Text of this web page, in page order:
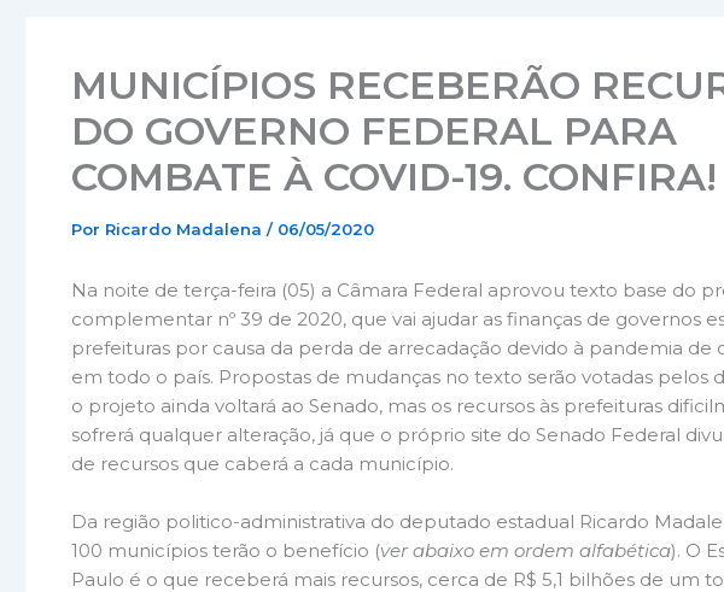
MUNICÍPIOS RECEBERÃO
DO GOVERNO FEDERAL PARA
COMBATE À COVID-19. CONFIRA!
Por Ricardo Madalena / 06/05/2020
Na noite de terça-feira (05) a Câmara Federal aprovou texto base do
complementar nº 39 de 2020, que vai ajudar as finanças de governos
prefeituras por causa da perda de arrecadação devido à pandemia de
em todo o país. Propostas de mudanças no texto serão votadas pelos
o projeto ainda voltará ao Senado, mas os recursos às prefeituras
sofrerá qualquer alteração, já que o próprio site do Senado Federal
de recursos que caberá a cada município.
Da região politico-administrativa do deputado estadual Ricardo
100 municípios terão o benefício (ver abaixo em ordem alfabética). O
Paulo é o que receberá mais recursos, cerca de R$ 5,1 bilhões de um